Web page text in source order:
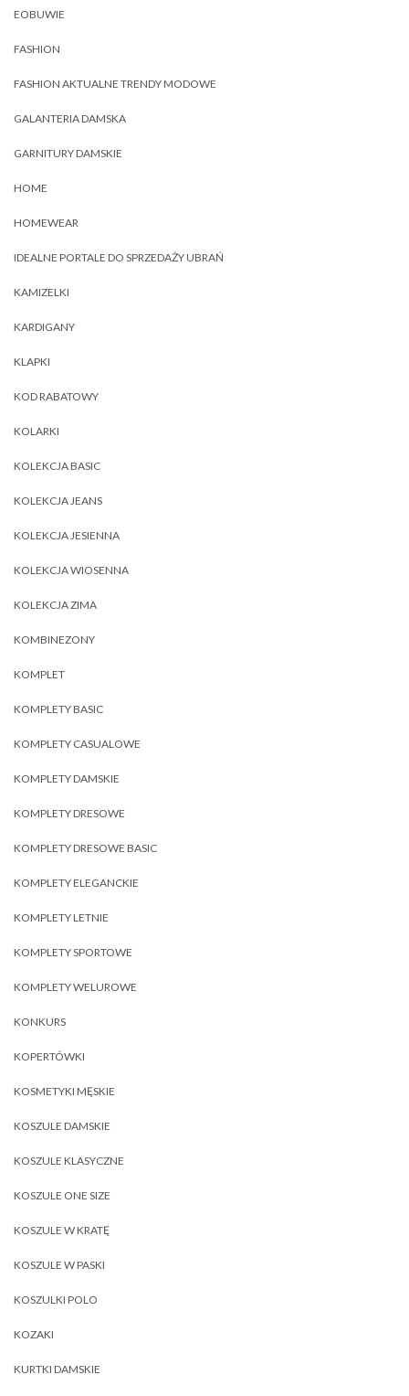
EOBUWIE
FASHION
FASHION AKTUALNE TRENDY MODOWE
GALANTERIA DAMSKA
GARNITURY DAMSKIE
HOME
HOMEWEAR
IDEALNE PORTALE DO SPRZEDAŻY UBRAŃ
KAMIZELKI
KARDIGANY
KLAPKI
KOD RABATOWY
KOLARKI
KOLEKCJA BASIC
KOLEKCJA JEANS
KOLEKCJA JESIENNA
KOLEKCJA WIOSENNA
KOLEKCJA ZIMA
KOMBINEZONY
KOMPLET
KOMPLETY BASIC
KOMPLETY CASUALOWE
KOMPLETY DAMSKIE
KOMPLETY DRESOWE
KOMPLETY DRESOWE BASIC
KOMPLETY ELEGANCKIE
KOMPLETY LETNIE
KOMPLETY SPORTOWE
KOMPLETY WELUROWE
KONKURS
KOPERTÓWKI
KOSMETYKI MĘSKIE
KOSZULE DAMSKIE
KOSZULE KLASYCZNE
KOSZULE ONE SIZE
KOSZULE W KRATĘ
KOSZULE W PASKI
KOSZULKI POLO
KOZAKI
KURTKI DAMSKIE